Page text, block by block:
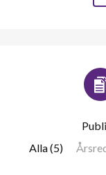
Alla (5)